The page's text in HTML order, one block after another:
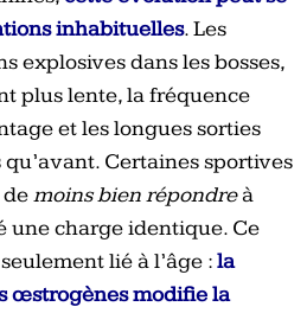
inhabituelles. Les
explosives dans les bosses,
plus lente, la fréquence
et les longues sorties
Certaines sportives
moins bien répondreà
une charge identique. Ce
lié à l’âge :la
œstrogènes modifie la